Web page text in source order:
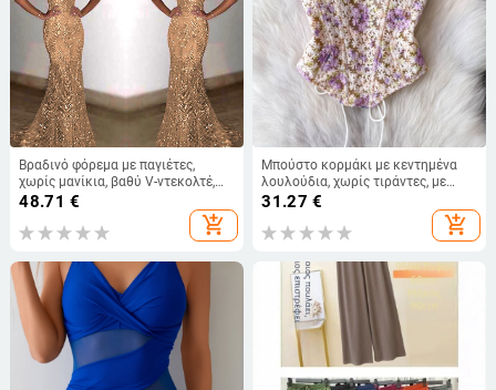
Βραδινό φόρεμα με παγιέτες,
χωρίς μανίκια, βαθύ V-ντεκολτέ,
γραμμή γοργόνας, ύφασμα
48.71 €
add_shopping_cart
Μπούστο κορμάκι με κεντημένα
λουλούδια, χωρίς τιράντες, με
οστά, κοντό μήκος, θηλυκή
31.27 €
add_shopping_cart